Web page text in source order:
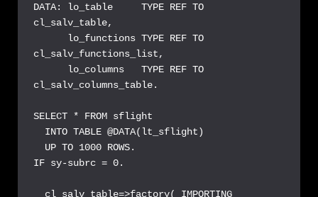
DATA: lo_table     TYPE REF TO
cl_salv_table,
cl_salv_functions_list,
cl_salv_columns_table.
SELECT * FROM sflight
IF sy-subrc = 0.